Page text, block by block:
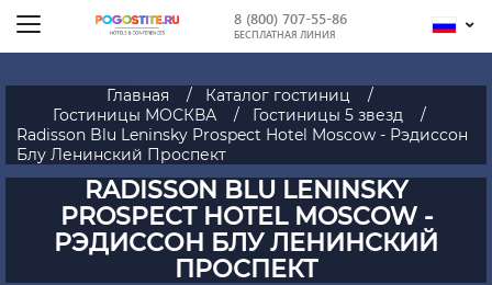
8 (800) 707-55-86
БЕСПЛАТНАЯ ЛИНИЯ
Главная
Каталог гостиниц
Гостиницы МОСКВА
Гостиницы 5 звезд
Radisson Blu Leninsky Prospect Hotel Moscow - Рэдиссон
Блу Ленинский Проспект
RADISSON BLU LENINSKY
PROSPECT HOTEL MOSCOW -
РЭДИССОН БЛУ ЛЕНИНСКИЙ
ПРОСПЕКТ